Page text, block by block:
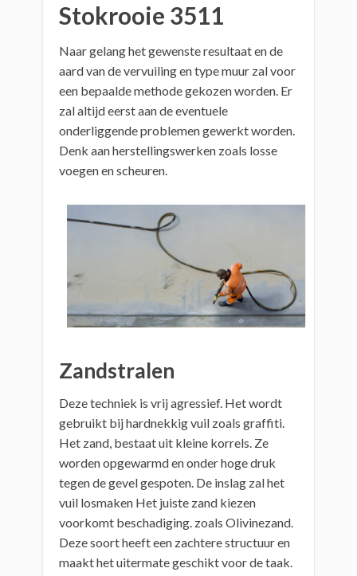
Stokrooie 3511
Naar gelang het gewenste resultaat en de
aard van de vervuiling en type muur zal voor
een bepaalde methode gekozen worden. Er
zal altijd eerst aan de eventuele
onderliggende problemen gewerkt worden.
Denk aan herstellingswerken zoals losse
voegen en scheuren.
Zandstralen
Deze techniek is vrij agressief. Het wordt
gebruikt bij hardnekkig vuil zoals graffiti.
Het zand, bestaat uit kleine korrels. Ze
worden opgewarmd en onder hoge druk
tegen de gevel gespoten. De inslag zal het
vuil losmaken Het juiste zand kiezen
voorkomt beschadiging. zoals Olivinezand.
Deze soort heeft een zachtere structuur en
maakt het uitermate geschikt voor de taak.